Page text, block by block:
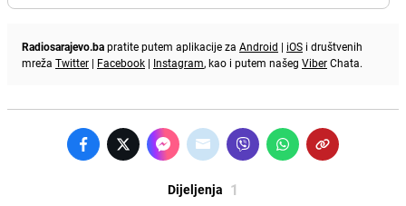
Radiosarajevo.bapratite putem aplikacije za Android | iOS i društvenih
mreža Twitter | Facebook | Instagram, kao i putem našeg ViberChata.
Dijeljenja 1